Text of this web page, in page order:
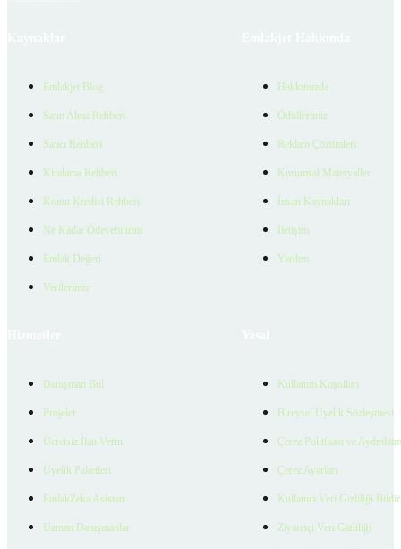
Emlakjet Blog
Satın Alma Rehberi
Satıcı Rehberi
Kiralama Rehberi
Konut Kredisi Rehberi
Ne Kadar Ödeyebilirim
Emlak Değeri
Verilerimiz
Hakkımızda
Ödüllerimiz
Reklam Çözümleri
Kurumsal Materyaller
İnsan Kaynakları
İletişim
Yardım
Danışman Bul
Projeler
Ücretsiz İlan Verin
Üyelik Paketleri
EmlakZeka Asistan
Uzman Danışmanlar
Kullanım Koşulları
Bireysel Üyelik Sözleşmesi
Çerez Politikası ve
Çerez Ayarları
Kullanıcı Veri Gizliliği
Ziyaretçi Veri Gizliliği